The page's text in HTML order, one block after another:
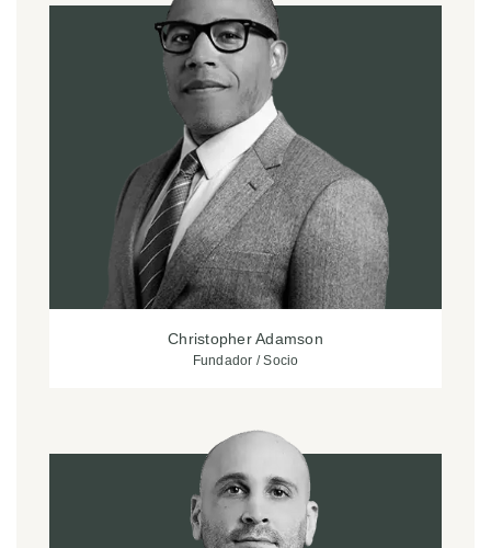
Christopher Adamson
Fundador / Socio